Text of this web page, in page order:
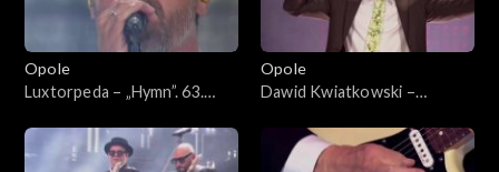
flexi”. 63. KFPP: Koncert
„SuperJedynki”
Opole
Luxtorpeda – „Hymn”. 63.
„SuperJedynki”
Opole
Dawid Kwiatkowski –
niebo”, „Proste”. 63. KFPP:
Koncert „SuperJedynki”